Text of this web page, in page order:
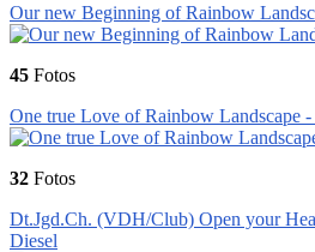
Our new Beginning of Rainbow
45 Fotos
One true Love of Rainbow Landscape -
32 Fotos
Dt.Jgd.Ch. (VDH/Club) Open your
Diesel